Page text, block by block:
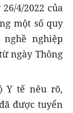
4/2022 của
một số quy
nghiệp
ngày Thông
Y tế nêu rõ,
được tuyển